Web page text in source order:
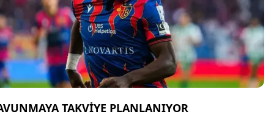
TAKVİYE PLANLANIYOR